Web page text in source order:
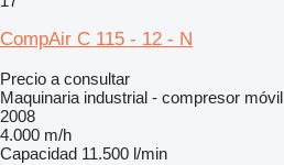
CompAir C 115 - 12 - N
Precio a consultar
Maquinaria industrial - compresor móvil
2008
4.000 m/h
Capacidad 11.500 l/min